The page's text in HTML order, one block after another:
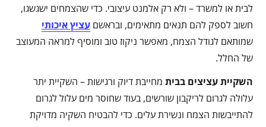
לבית או למשרד – ולא רק אלמנט עיצובי. כדי שהצמחים ישגשגו,
חשוב לספק להם תנאים מתאימים, ובראשםעציץ איכותי
שמותאם לגודל הצמח, מאפשר ניקוז טוב ומוסיף למראה המעוצב
של החלל.
השקיית עציצים בבית מחייבת דיוק ורגישות – השקיית יתר
עלולה לגרום לריקבון שורשים, בעוד שחוסר מים עלול לגרום
להתייבשות הצמח ונשירת עלים. כדי להבטיח השקיה מדויקת